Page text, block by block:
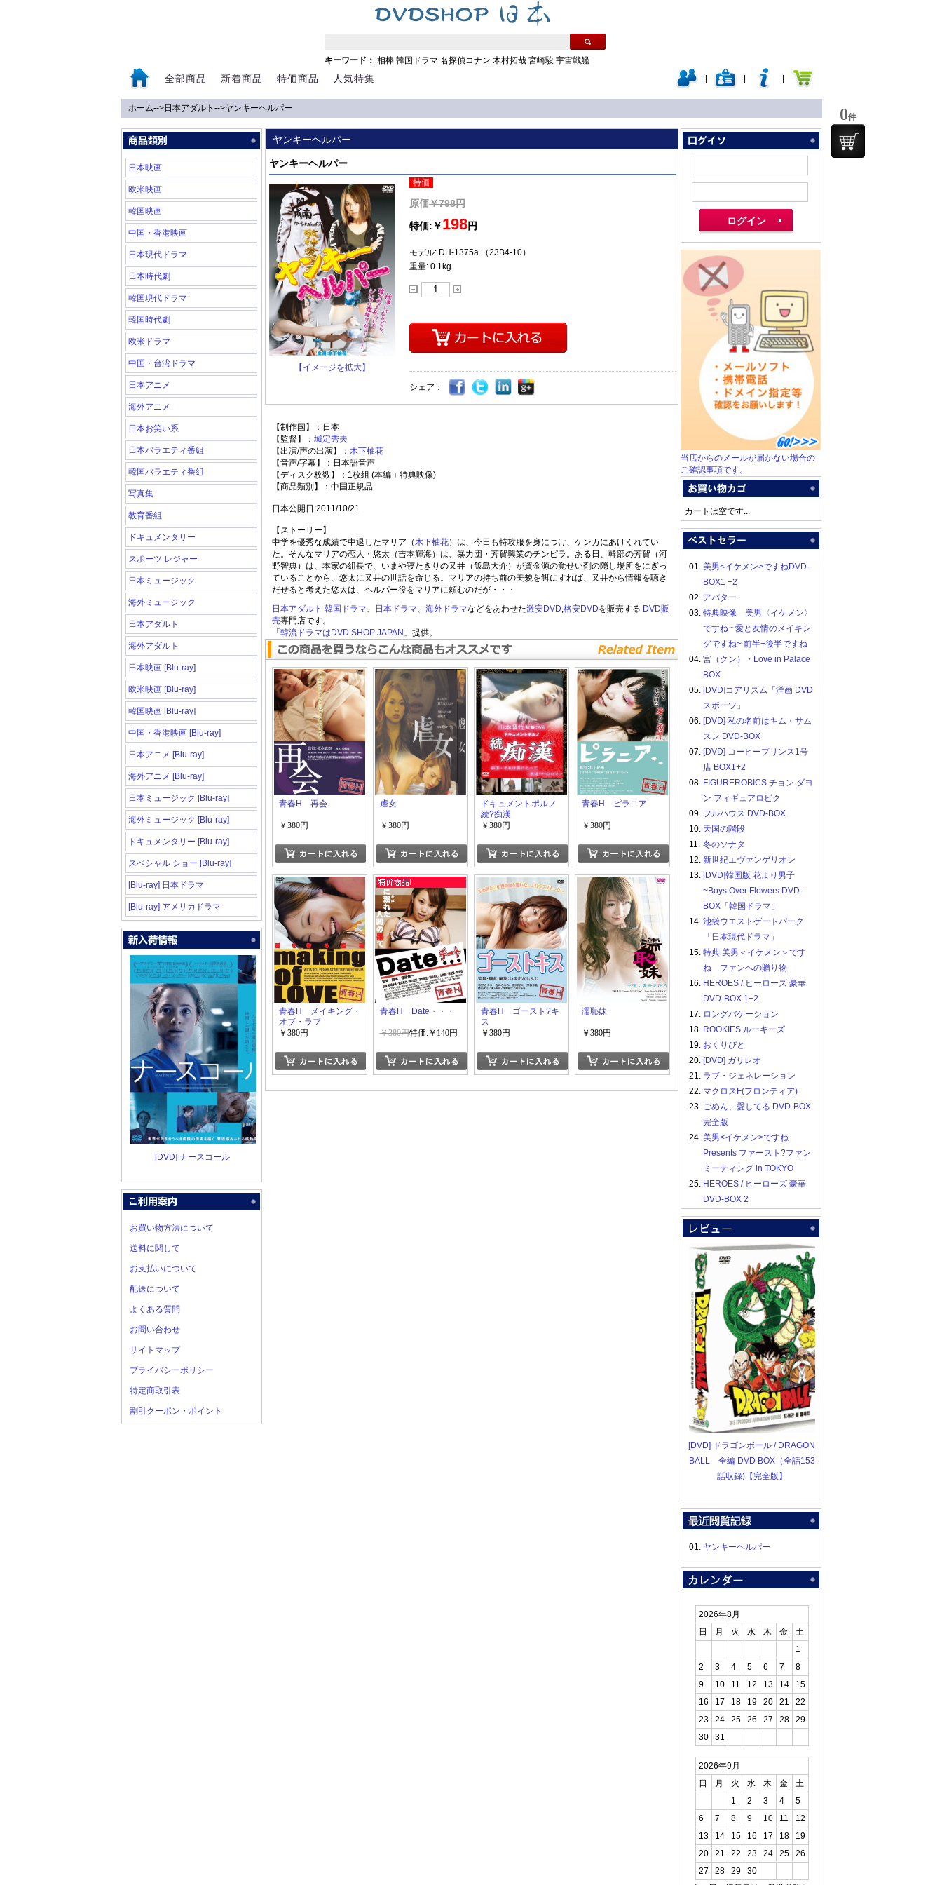
キーワード： 相棒 韓国ドラマ 名探偵コナン 木村拓哉 宮崎駿 宇宙戦艦
全部商品 新着商品 特価商品 人気特集
ホーム-->日本アダルト -->ヤンキーヘルパー
日本映画
欧米映画
韓国映画
中国・香港映画
日本現代ドラマ
日本時代劇
韓国現代ドラマ
韓国時代劇
欧米ドラマ
中国・台湾ドラマ
日本アニメ
海外アニメ
日本お笑い系
日本バラエティ番組
韓国バラエティ番組
写真集
教育番組
ドキュメンタリー
スポーツ レジャー
日本ミュージック
海外ミュージック
日本アダルト
海外アダルト
日本映画 [Blu-ray]
欧米映画 [Blu-ray]
韓国映画 [Blu-ray]
中国・香港映画 [Blu-ray]
日本アニメ [Blu-ray]
海外アニメ [Blu-ray]
日本ミュージック [Blu-ray]
海外ミュージック [Blu-ray]
ドキュメンタリー [Blu-ray]
スペシャル ショー [Blu-ray]
[Blu-ray] 日本ドラマ
[Blu-ray] アメリカドラマ
[DVD] ナースコール
お買い物方法について
送料に関して
お支払いについて
配送について
よくある質問
お問い合わせ
サイトマップ
プライバシーポリシー
特定商取引表
割引クーポン・ポイント
ヤンキーヘルパー
ヤンキーヘルパー
【イメージを拡大】
特価
原価￥798円
特価:￥198円
モデル: DH-1375a （23B4-10）
重量: 0.1kg
シェア：
【制作国】：日本
【監督】： 城定秀夫
【出演/声の出演】： 木下柚花
【音声/字幕】：日本語音声
【ディスク枚数】：1枚組 (本編＋特典映像)
【商品類別】：中国正規品
日本公開日:2011/10/21
【ストーリー】
中学を優秀な成績で中退したマリア（木下柚花）は、今日も特攻服を身につけ、ケンカにあけくれてい
た。そんなマリアの恋人・悠太（吉本輝海）は、暴力団・芳賀興業のチンピラ。ある日、幹部の芳賀（河
野智典）は、本家の組長で、いまや寝たきりの又井（飯島大介）が資金源の覚せい剤の隠し場所をにぎっ
ていることから、悠太に又井の世話を命じる。マリアの持ち前の美貌を餌にすれば、又井から情報を聴き
だせると考えた悠太は、ヘルパー役をマリアに頼むのだが・・・
日本アダルト 韓国ドラマ、 日本ドラマ、 海外ドラマなどをあわせた激安DVD,格安DVDを販売する DVD販
売専門店です。
「 韓流ドラマはDVD SHOP JAPAN 」提供。
青春H 再会
￥380円
虐女
￥380円
ドキュメントポルノ
続?痴漢
￥380円
青春H ピラニア
￥380円
青春H メイキング・
オブ・ラブ
￥380円
青春H Date・・・
￥380円特価:￥140円
青春H ゴースト?キ
ス
￥380円
濡恥妹
￥380円
当店からのメールが届かない場合の
ご確認事項です。
カートは空です...
01. 美男<イケメン>ですねDVD-
BOX1 +2
02. アバター
03. 特典映像 美男〈イケメン〉
ですね ~愛と友情のメイキン
グですね~ 前半+後半ですね
04. 宮（クン）・Love in Palace
BOX
05. [DVD]コアリズム「洋画 DVD
スポーツ」
06. [DVD] 私の名前はキム・サム
スン DVD-BOX
07. [DVD] コーヒープリンス1号
店 BOX1+2
08. FIGUREROBICS チョン ダヨ
ン フィギュアロビク
09. フルハウス DVD-BOX
10. 天国の階段
11. 冬のソナタ
12. 新世紀エヴァンゲリオン
13. [DVD]韓国版 花より男子
~Boys Over Flowers DVD-
BOX「韓国ドラマ」
14. 池袋ウエストゲートパーク
「日本現代ドラマ」
15. 特典 美男＜イケメン＞です
ね ファンへの贈り物
16. HEROES / ヒーローズ 豪華
DVD-BOX 1+2
17. ロングバケーション
18. ROOKIES ルーキーズ
19. おくりびと
20. [DVD] ガリレオ
21. ラブ・ジェネレーション
22. マクロスF(フロンティア)
23. ごめん、愛してる DVD-BOX
完全版
24. 美男<イケメン>ですね
Presents ファースト?ファン
ミーティング in TOKYO
25. HEROES / ヒーローズ 豪華
DVD-BOX 2
[DVD] ドラゴンボール / DRAGON
BALL 全編 DVD BOX（全話153
話収録)【完全版】
01. ヤンキーヘルパー
2026年8月
日
月 火 水 木 金
土
1
2
3 4 5 6 7
8
9
10 11 12 13 14
15
16
17 18 19 20 21
22
23
24 25 26 27 28
29
30
31
2026年9月
日
月 火 水 木 金
土
1
2 3 4
5
6
7 8 9 10 11
12
13
14 15 16 17 18
19
20
21 22 23 24 25
26
27
28 29
30
0件
0